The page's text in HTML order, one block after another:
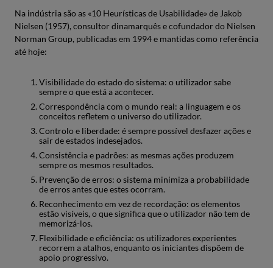
Na indústria são as «10 Heurísticas de Usabilidade» de Jakob
Nielsen (1957), consultor dinamarquês e cofundador do Nielsen
Norman Group, publicadas em 1994 e mantidas como referência
até hoje:
Visibilidade do estado do sistema: o utilizador sabe
sempre o que está a acontecer.
Correspondência com o mundo real: a linguagem e os
conceitos refletem o universo do utilizador.
Controlo e liberdade: é sempre possível desfazer ações e
sair de estados indesejados.
Consistência e padrões: as mesmas ações produzem
sempre os mesmos resultados.
Prevenção de erros: o sistema minimiza a probabilidade
de erros antes que estes ocorram.
Reconhecimento em vez de recordação: os elementos
estão visíveis, o que significa que o utilizador não tem de
memorizá-los.
Flexibilidade e eficiência: os utilizadores experientes
recorrem a atalhos, enquanto os iniciantes dispõem de
apoio progressivo.